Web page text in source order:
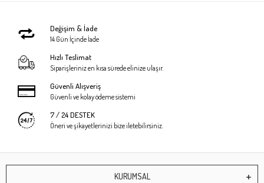
Değişim & İade
14 Gün İçinde İade
Hızlı Teslimat
Siparişleriniz en kısa sürede elinize ulaşır.
Güvenli Alışveriş
Güvenli ve kolay ödeme sistemi
7 / 24 DESTEK
Öneri ve şikayetlerinizi bize iletebilirsiniz.
KURUMSAL